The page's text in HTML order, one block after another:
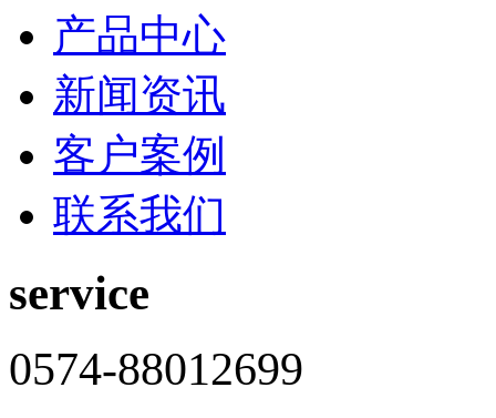
产品中心
新闻资讯
客户案例
联系我们
service
0574-88012699